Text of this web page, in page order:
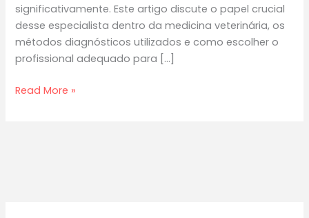
significativamente. Este artigo discute o papel crucial
desse especialista dentro da medicina veterinária, os
métodos diagnósticos utilizados e como escolher o
profissional adequado para […]
Importância
Read More »